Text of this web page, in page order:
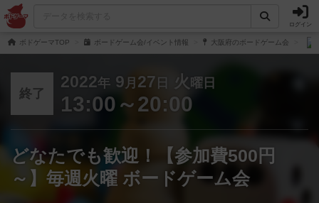
ログイン
ボドゲーマTOP ボードゲーム会/イベント情報 大阪府のボードゲーム会
終了
2022年 9 月 27 日 火 曜日
13:00～20:00
どなたでも歓迎！【参加費500円
～】毎週火曜 ボードゲーム会